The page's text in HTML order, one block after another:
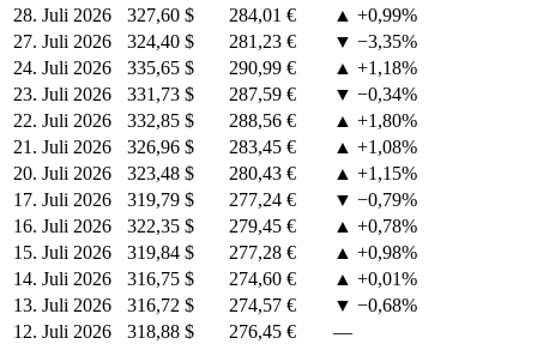
28. Juli 2026
327,60 $ 284,01 €
▲ +0,99%
27. Juli 2026
324,40 $ 281,23 €
▼ −3,35%
24. Juli 2026
335,65 $ 290,99 €
▲ +1,18%
23. Juli 2026
331,73 $ 287,59 €
▼ −0,34%
22. Juli 2026
332,85 $ 288,56 €
▲ +1,80%
21. Juli 2026
326,96 $ 283,45 €
▲ +1,08%
20. Juli 2026
323,48 $ 280,43 €
▲ +1,15%
17. Juli 2026
319,79 $ 277,24 €
▼ −0,79%
16. Juli 2026
322,35 $ 279,45 €
▲ +0,78%
15. Juli 2026
319,84 $ 277,28 €
▲ +0,98%
14. Juli 2026
316,75 $ 274,60 €
▲ +0,01%
13. Juli 2026
316,72 $ 274,57 €
▼ −0,68%
12. Juli 2026
318,88 $ 276,45 € —